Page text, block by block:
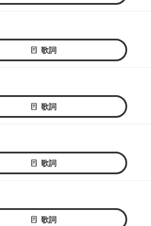
歌詞
歌詞
歌詞
歌詞